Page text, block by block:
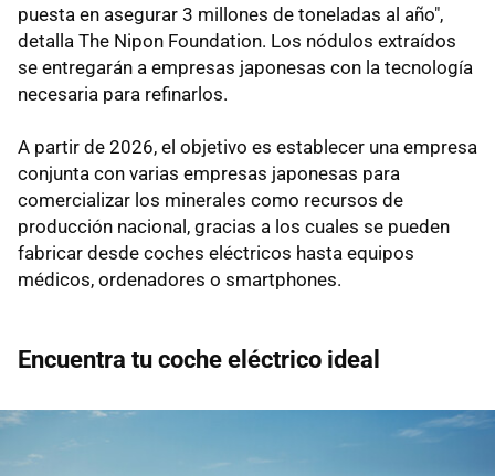
puesta en asegurar 3 millones de toneladas al año",
detalla The Nipon Foundation. Los nódulos extraídos
se entregarán a empresas japonesas con la tecnología
necesaria para refinarlos.
A partir de 2026, el objetivo es establecer una empresa
conjunta con varias empresas japonesas para
comercializar los minerales como recursos de
producción nacional, gracias a los cuales se pueden
fabricar desde coches eléctricos hasta equipos
médicos, ordenadores o smartphones.
Encuentra tu coche eléctrico ideal